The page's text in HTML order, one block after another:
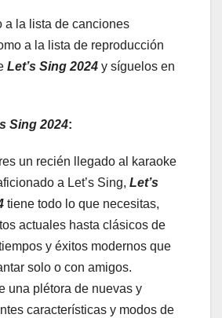
a la lista de canciones
a la lista de reproducción
Let’s Sing 2024 y síguelos en
Sing 2024:
un recién llegado al karaoke
a Let’s Sing, Let’s
tiene todo lo que necesitas,
actuales hasta clásicos de
y éxitos modernos que
solo o con amigos.
una plétora de nuevas y
características y modos de